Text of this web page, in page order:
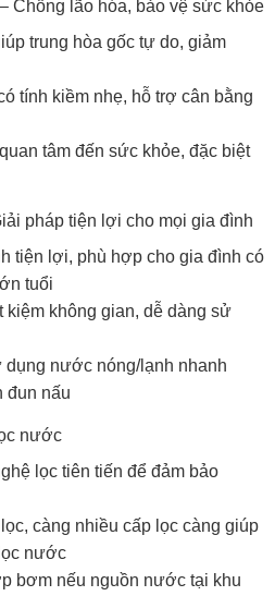
Chống lão hóa, bảo vệ sức khỏe
trung hòa gốc tự do, giảm
tính kiềm nhẹ, hỗ trợ cân bằng
tâm đến sức khỏe, đặc biệt
pháp tiện lợi cho mọi gia đình
tiện lợi, phù hợp cho gia đình có
tuổi
kiệm không gian, dễ dàng sử
nước nóng/lạnh nhanh
đun nấu
nước
lọc tiên tiến để đảm bảo
càng nhiều cấp lọc càng giúp
nước
bơm nếu nguồn nước tại khu